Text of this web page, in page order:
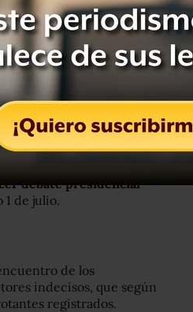
en México
. Desde el inicio de
alcaldes y
agresiones y amenazas.
del país.
debate presidencial
1 de julio.
de los
indecisos, que según
registrados.